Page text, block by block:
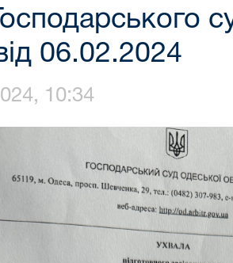
06.02.2024
10:34